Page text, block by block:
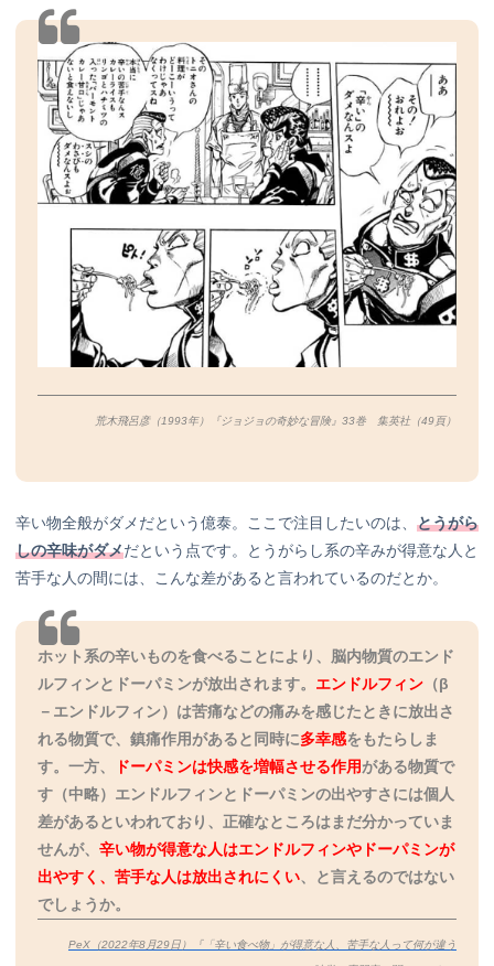
荒木飛呂彦（1993年）『ジョジョの奇妙な冒険』33巻 集英社（49頁）
辛い物全般がダメだという億泰。ここで注目したいのは、 とうがら
しの辛味がダメだという点です。とうがらし系の辛みが得意な人と
苦手な人の間には、こんな差があると言われているのだとか。
ホット系の辛いものを食べることにより、脳内物質のエンド
ルフィンとドーパミンが放出されます。 エンドルフィン （β
－エンドルフィン）は苦痛などの痛みを感じたときに放出さ
れる物質で、鎮痛作用があると同時に多幸感をもたらしま
す。一方、
ドーパミンは快感を増幅させる作用がある物質で
す（中略）エンドルフィンとドーパミンの出やすさには個人
差があるといわれており、正確なところはまだ分かっていま
せんが、 辛い物が得意な人はエンドルフィンやドーパミンが
出やすく、苦手な人は放出されにくい、と言えるのではない
でしょうか。
PeX（2022年8月29日）『「辛い食べ物」が得意な人、苦手な人って何が違う